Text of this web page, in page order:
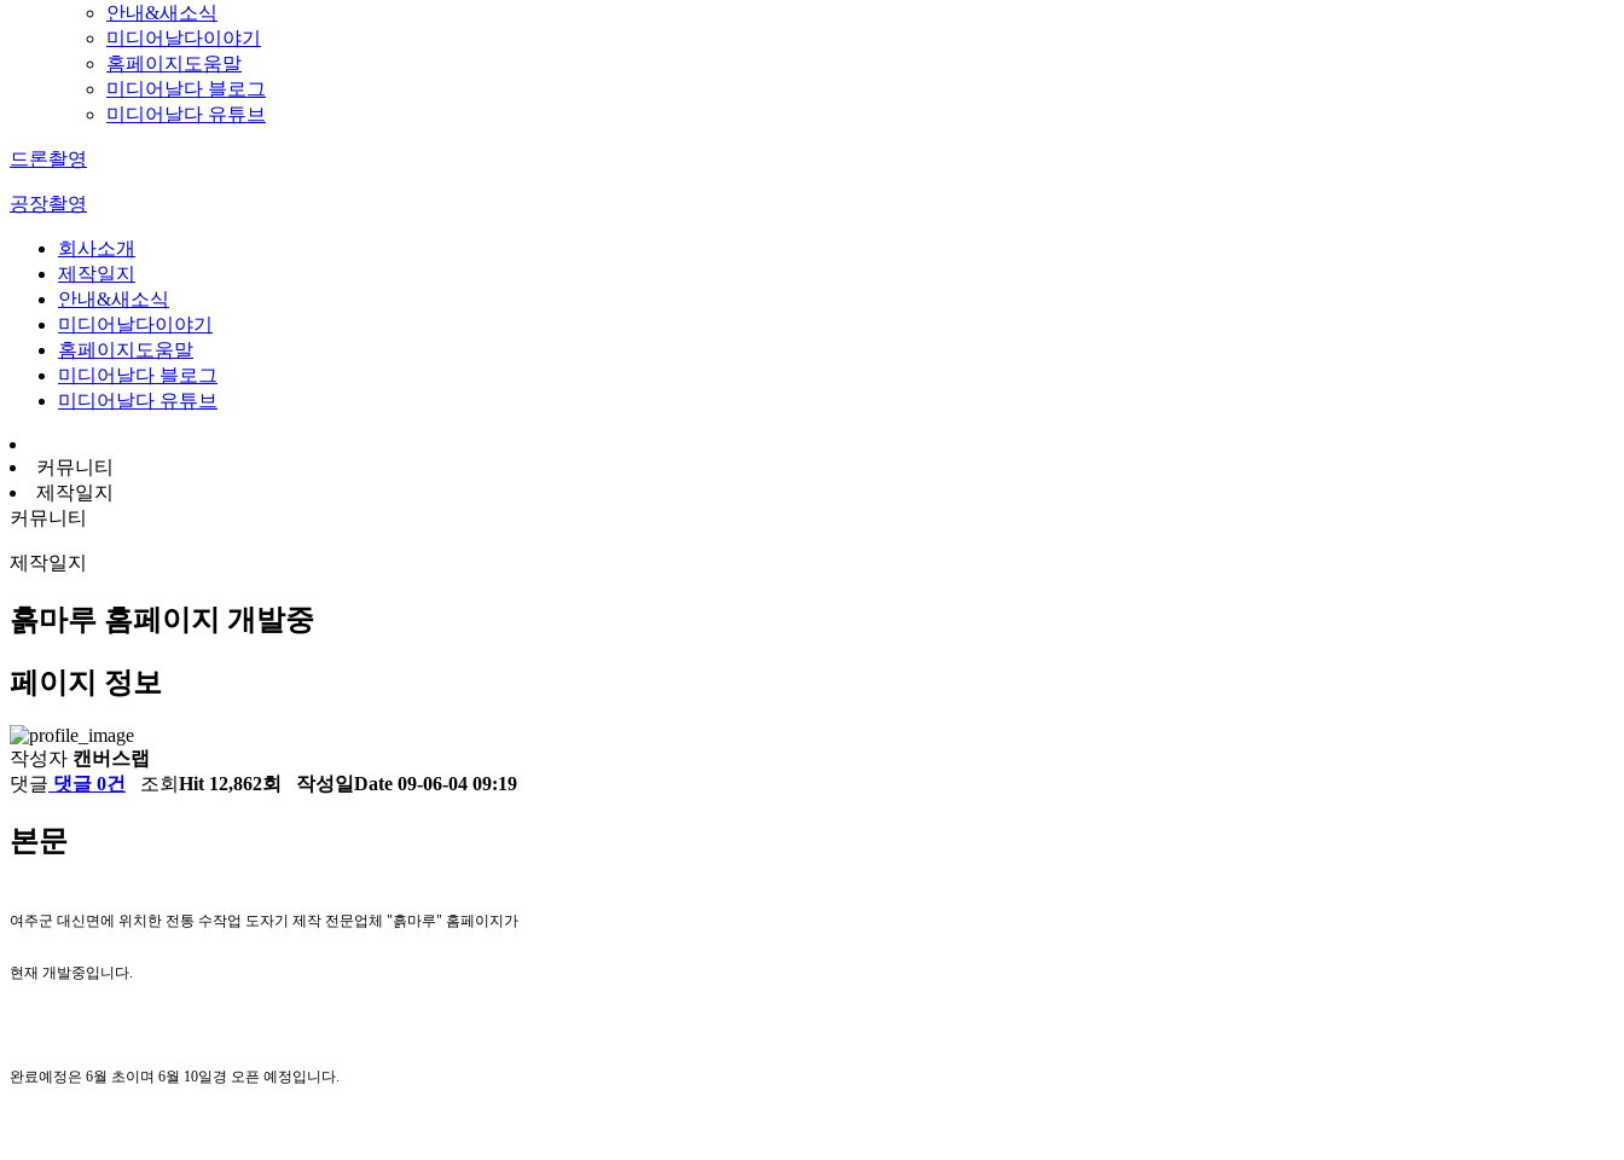
안내&새소식
미디어날다이야기
홈페이지도움말
미디어날다 블로그
미디어날다 유튜브
드론촬영
공장촬영
회사소개
제작일지
안내&새소식
미디어날다이야기
홈페이지도움말
미디어날다 블로그
미디어날다 유튜브
커뮤니티
제작일지
커뮤니티
제작일지
흙마루 홈페이지 개발중
페이지 정보
작성자 캔버스랩
댓글 댓글 0건 조회 Hit 12,862회 작성일Date 09-06-04 09:19
본문
여주군 대신면에 위치한 전통 수작업 도자기 제작 전문업체 "흙마루" 홈페이지가
현재 개발중입니다.
완료예정은 6월 초이며 6월 10일경 오픈 예정입니다.